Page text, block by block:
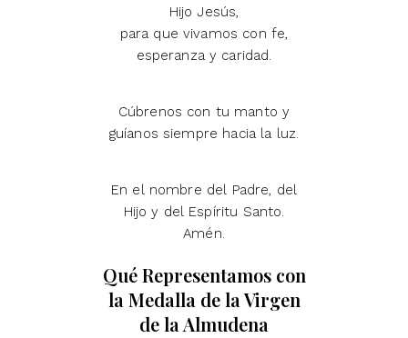
Hijo Jesús,
para que vivamos con fe,
esperanza y caridad.
Cúbrenos con tu manto y
guíanos siempre hacia la luz.
En el nombre del Padre, del
Hijo y del Espíritu Santo.
Amén.
Qué Representamos con
la Medalla de la Virgen
de la Almudena